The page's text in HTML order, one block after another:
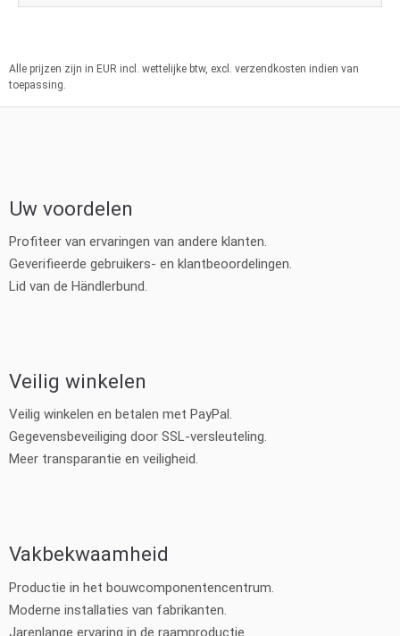
Alle prijzen zijn in EUR incl. wettelijke btw, excl. verzendkosten indien van
toepassing.
Uw voordelen
Profiteer van ervaringen van andere klanten.
Geverifieerde gebruikers- en klantbeoordelingen.
Lid van de Händlerbund.
Veilig winkelen
Veilig winkelen en betalen met PayPal.
Gegevensbeveiliging door SSL-versleuteling.
Meer transparantie en veiligheid.
Vakbekwaamheid
Productie in het bouwcomponentencentrum.
Moderne installaties van fabrikanten.
Jarenlange ervaring in de raamproductie.